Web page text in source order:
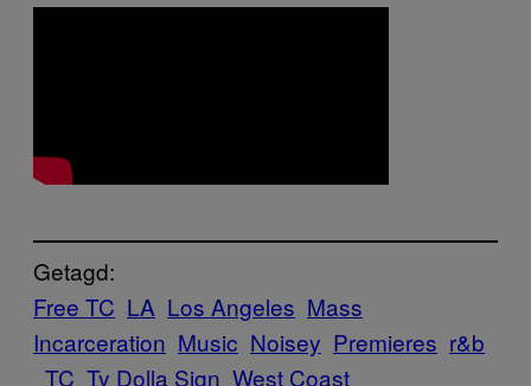
Getagd:
Free TC LA Los Angeles Mass
Incarceration Music Noisey Premieres r&b
TC Ty Dolla Sign West Coast